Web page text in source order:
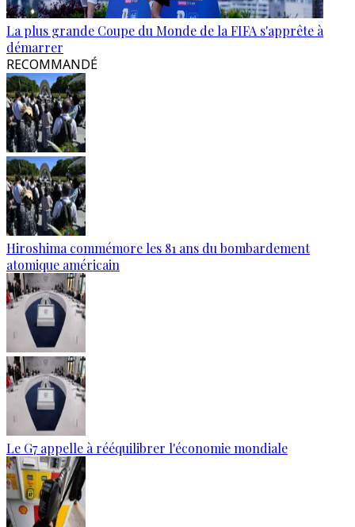
La plus grande Coupe du Monde de la FIFA s'apprête à
démarrer
RECOMMANDÉ
Hiroshima commémore les 81 ans du bombardement
atomique américain
Le G7 appelle à rééquilibrer l'économie mondiale